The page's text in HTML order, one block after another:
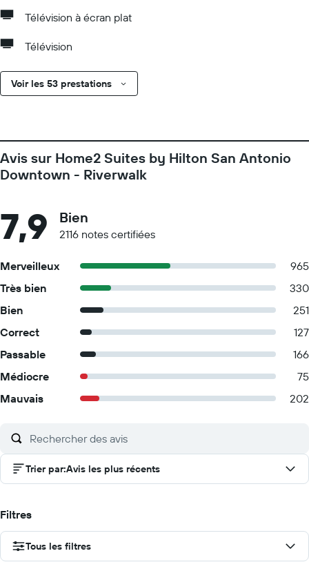
Télévision à écran plat
Télévision
Voir les 53 prestations
Avis sur Home2 Suites by Hilton San Antonio
Downtown - Riverwalk
7,9 Bien
2116 notes certifiées
Merveilleux
965
Très bien
330
Bien
251
Correct
127
Passable
166
Médiocre
75
Mauvais
202
Trier par:Avis les plus récents
Filtres
Tous les filtres